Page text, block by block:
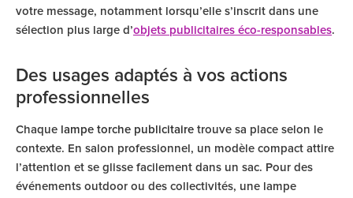
votre message, notamment lorsqu’elle s’inscrit dans une
sélection plus large d’objets publicitaires éco-responsables.
Des usages adaptés à vos actions
professionnelles
Chaque lampe torche publicitaire trouve sa place selon le
contexte. En salon professionnel, un modèle compact attire
l’attention et se glisse facilement dans un sac. Pour des
événements outdoor ou des collectivités, une lampe